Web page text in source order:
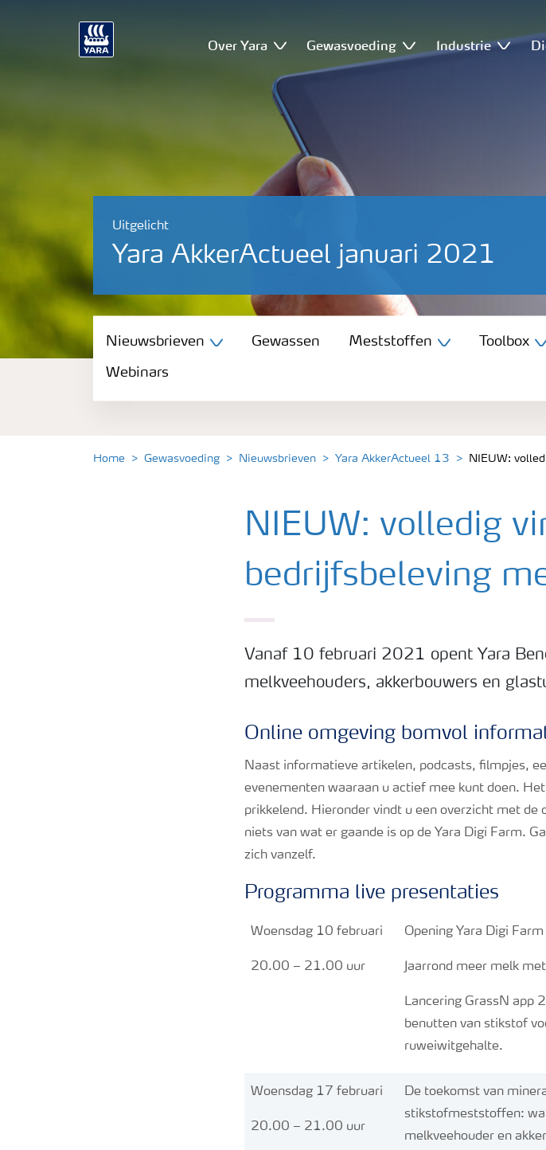
Over Yara Gewasvoeding Industrie
Uitgelicht
Yara AkkerActueel januari 2021
Nieuwsbrieven
Gewassen
Nieuwsbrieven Gewassen Meststoffen Toolbox
Webinars
Home Gewasvoeding Nieuwsbrieven Yara AkkerActueel 13 NIEUW:
NIEUW: volledig
bedrijfsbeleving
Vanaf 10 februari 2021 opent Yara
melkveehouders, akkerbouwers en
Online omgeving bomvol
Naast informatieve artikelen, podcasts, filmpjes,
evenementen waaraan u actief mee kunt doen.
prikkelend. Hieronder vindt u een overzicht met
niets van wat er gaande is op de Yara Digi Farm.
zich vanzelf.
Programma live presentaties
Woensdag 10 februari
20.00 – 21.00 uur
Opening Yara Digi Farm
Jaarrond meer melk
Lancering GrassN app
benutten van stikstof
ruweiwitgehalte.
Woensdag 17 februari
20.00 – 21.00 uur
De toekomst van
stikstofmeststoffen:
melkveehouder en